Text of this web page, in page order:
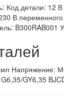
Код детали: 12 В
В
B300RAB001
Напряжение:
GY6,35